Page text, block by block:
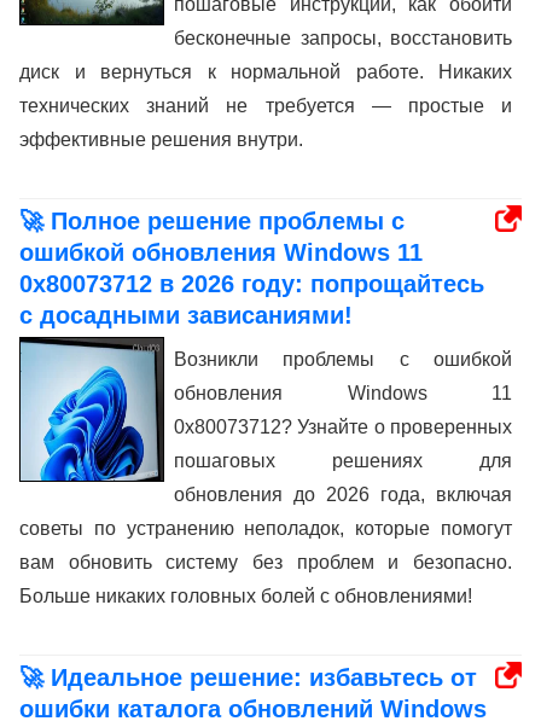
бесконечные запросы, восстановить
диск и вернуться к нормальной работе. Никаких
технических знаний не требуется — простые и
эффективные решения внутри.
🚀 Полное решение проблемы с
ошибкой обновления Windows 11
0x80073712 в 2026 году: попрощайтесь
с досадными зависаниями!
Возникли проблемы с ошибкой
обновления Windows 11
0x80073712? Узнайте о проверенных
пошаговых решениях для
обновления до 2026 года, включая
советы по устранению неполадок, которые помогут
вам обновить систему без проблем и безопасно.
Больше никаких головных болей с обновлениями!
🚀 Идеальное решение: избавьтесь от
ошибки каталога обновлений Windows